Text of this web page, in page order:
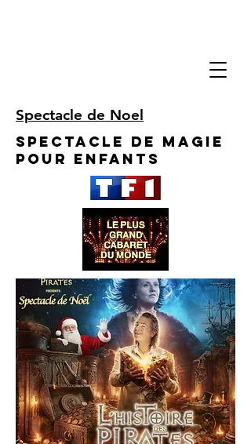
Spectacle de Noel
Spectacle de Magie
pour enfants